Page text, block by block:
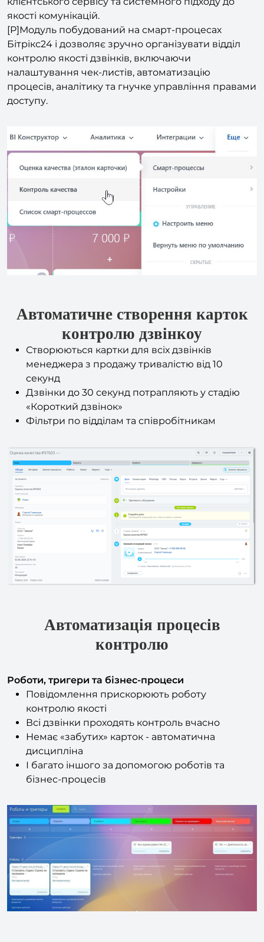
[P]Модуль побудований на смарт-процесах
Бітрікс24 і дозволяє зручно організувати відділ
контролю якості дзвінків, включаючи
налаштування чек-листів, автоматизацію
процесів, аналітику та гнучке управління правами
доступу.
контролю дзвінко у
Створюються картки для всіх дзвінків
менеджера з продажу тривалістю від 10
Дзвінки до 30 секунд потрапляють у стадію
«Короткий дзвінок»
Фільтри по відділам та співробітникам
контролю
Повідомлення прискорюють роботу
контролю якості
Всі дзвінки проходять контроль вчасно
Немає «забутих» карток - автоматична
дисципліна
І багато іншого за допомогою роботів та
бізнес-процесів